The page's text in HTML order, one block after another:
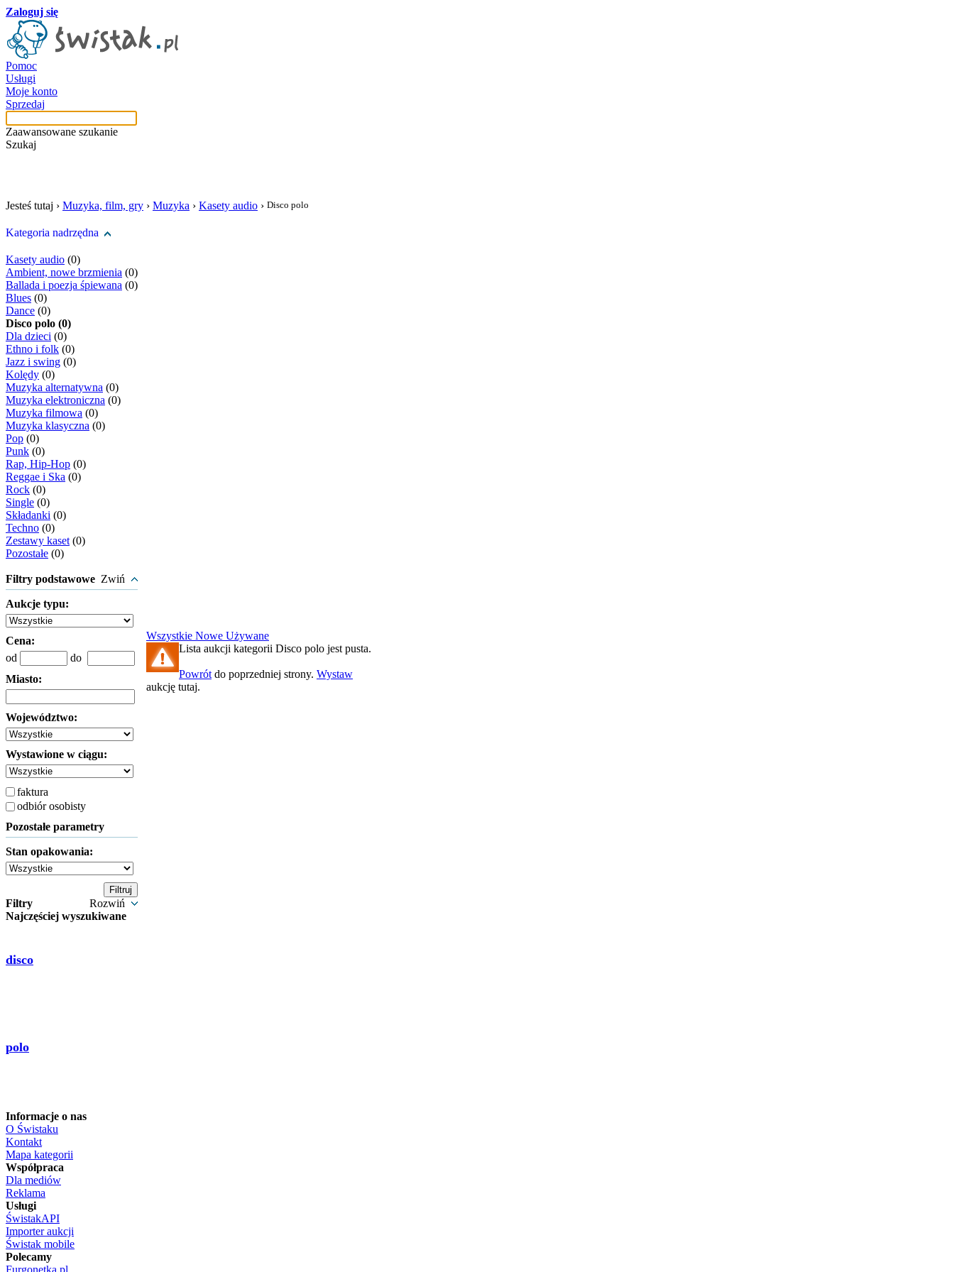
Zaloguj się
Pomoc
Usługi
Moje konto
Sprzedaj
Zaawansowane szukanie
Szukaj
Jesteś tutaj › Muzyka, film, gry › Muzyka › Kasety audio › Disco polo
Kategoria nadrzędna
Kasety audio (0)
Ambient, nowe brzmienia (0)
Ballada i poezja śpiewana (0)
Blues (0)
Dance (0)
Disco polo (0)
Dla dzieci (0)
Ethno i folk (0)
Jazz i swing (0)
Kolędy (0)
Muzyka alternatywna (0)
Muzyka elektroniczna (0)
Muzyka filmowa (0)
Muzyka klasyczna (0)
Pop (0)
Punk (0)
Rap, Hip-Hop (0)
Reggae i Ska (0)
Rock (0)
Single (0)
Składanki (0)
Techno (0)
Zestawy kaset (0)
Pozostałe (0)
Filtry podstawowe Zwiń
Aukcje typu:
Cena:
od
do
Miasto:
Województwo:
Wystawione w ciągu:
faktura
odbiór osobisty
Pozostałe parametry
Stan opakowania:
Filtry
Rozwiń
Najczęściej wyszukiwane
disco
polo
Wszystkie Nowe Używane
Lista aukcji kategorii Disco polo jest pusta.
Powrót do poprzedniej strony. Wystaw
aukcję tutaj.
Informacje o nas
O Świstaku
Kontakt
Mapa kategorii
Współpraca
Dla mediów
Reklama
Usługi
ŚwistakAPI
Importer aukcji
Świstak mobile
Polecamy
Furgonetka.pl